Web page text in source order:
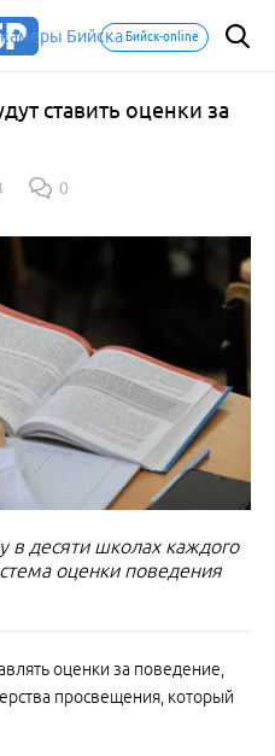
Бийск-online
ставить оценки за
0
десяти школах каждого
оценки поведения
оценки за поведение,
просвещения, который